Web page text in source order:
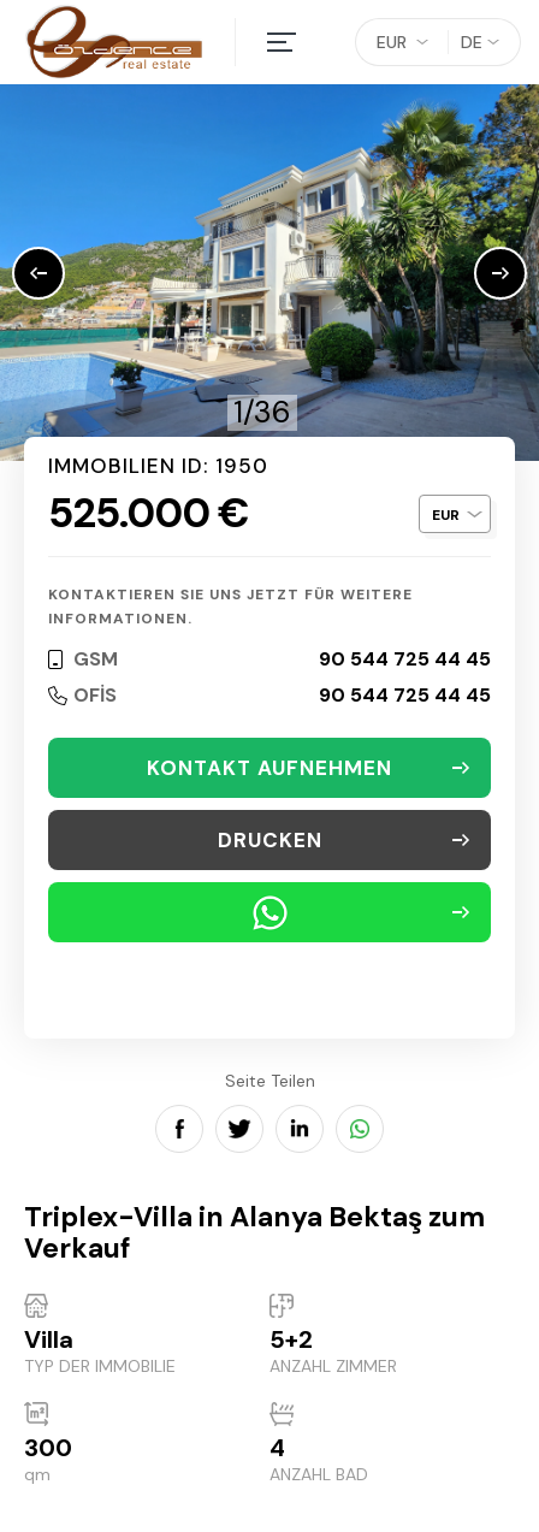
DE
EUR
1/36
IMMOBILIEN ID: 1950
525.000 €
KONTAKTIEREN SIE UNS JETZT FÜR WEITERE
INFORMATIONEN.
GSM
90 544 725 44 45
OFİS
90 544 725 44 45
KONTAKT AUFNEHMEN
DRUCKEN
Seite Teilen
Triplex-Villa in Alanya Bektaş zum
Verkauf
Villa
TYP DER IMMOBILIE
5+2
ANZAHL ZIMMER
300
qm
4
ANZAHL BAD